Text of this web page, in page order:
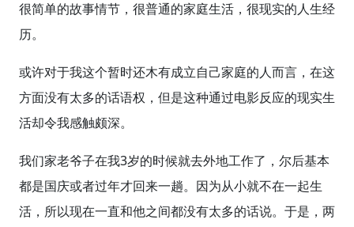
很简单的故事情节，很普通的家庭生活，很现实的人生经
历。
或许对于我这个暂时还木有成立自己家庭的人而言，在这
方面没有太多的话语权，但是这种通过电影反应的现实生
活却令我感触颇深。
我们家老爷子在我3岁的时候就去外地工作了，尔后基本
都是国庆或者过年才回来一趟。因为从小就不在一起生
活，所以现在一直和他之间都没有太多的话说。于是，两